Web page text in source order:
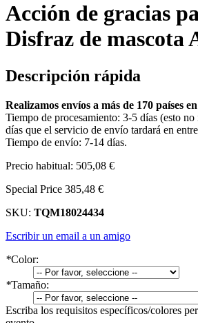
Acción de gracias
Disfraz de mascota
Descripción rápida
Realizamos envíos a más de 170 países
Tiempo de procesamiento: 3-5 días (esto
días que el servicio de envío tardará en
Tiempo de envío: 7-14 días.
Precio habitual: 505,08 €
Special Price 385,48 €
SKU: TQM18024434
Escribir un email a un amigo
*Color:
*Tamaño:
Escriba los requisitos específicos/colores